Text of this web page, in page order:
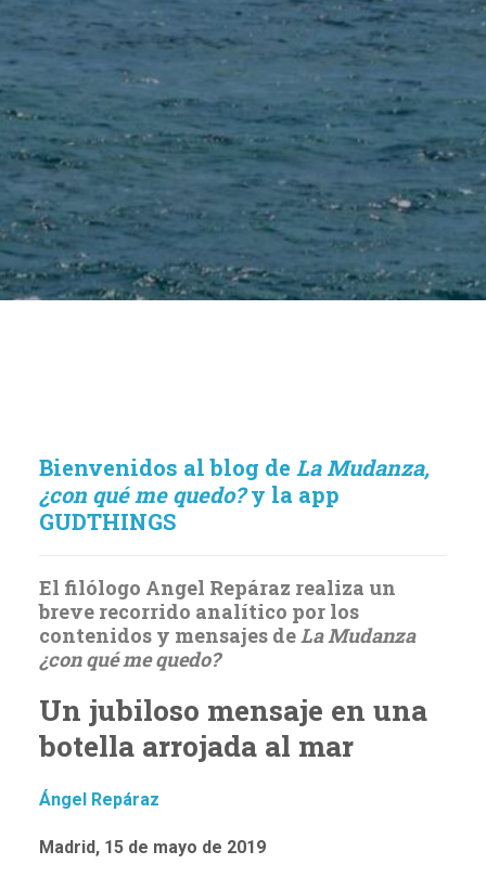
Bienvenidos al blog de La Mudanza,
¿con qué me quedo?y la app
GUDTHINGS
El filólogo Angel Repáraz realiza un
breve recorrido analítico por los
contenidos y mensajes deLa Mudanza
¿con qué me quedo?
Un jubiloso mensaje en una
botella arrojada al mar
Ángel Repáraz
Madrid, 15 de mayo de 2019